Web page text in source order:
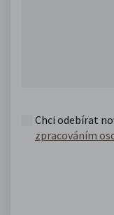
Chci odebírat
zpracováním